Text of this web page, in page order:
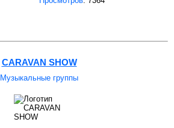
CARAVAN SHOW
Музыкальные группы